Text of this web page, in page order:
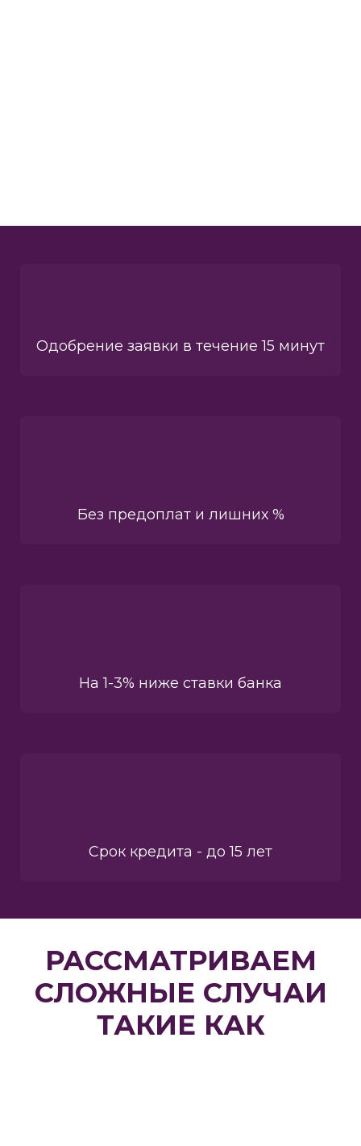
Одобрение заявки в течение 15 минут
Без предоплат и лишних %
На 1-3% ниже ставки банка
Срок кредита - до 15 лет
РАССМАТРИВАЕМ
СЛОЖНЫЕ СЛУЧАИ
ТАКИЕ КАК